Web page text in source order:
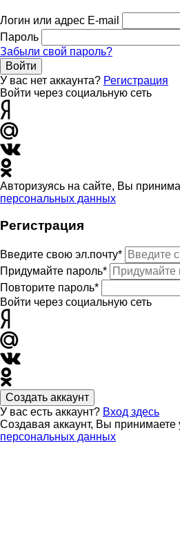
Логин или адрес E-mail
Пароль
Забыли свой пароль?
Войти
У вас нет аккаунта? Регистрация
Войти через социальную сеть
Авторизуясь на сайте, Вы
персональных данных
Регистрация
Введите свою эл.почту*
Придумайте пароль*
Повторите пароль*
Войти через социальную сеть
Создать аккаунт
У вас есть аккаунт? Вход здесь
Создавая аккаунт, Вы принимаете
персональных данных